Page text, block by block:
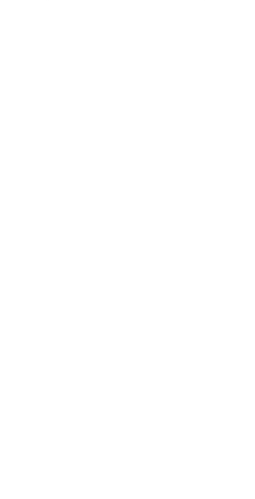
BMW Group България